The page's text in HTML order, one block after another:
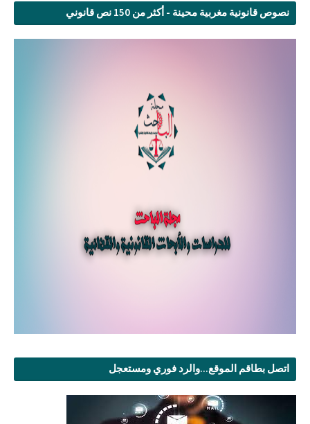
نصوص قانونية مغربية محينة - أكثر من 150 نص قانوني
اتصل بطاقم الموقع...والرد فوري ومستعجل